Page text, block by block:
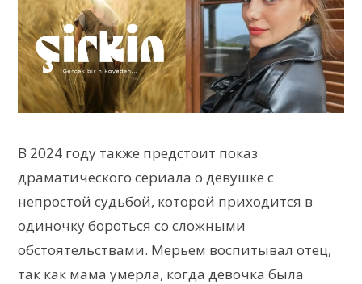
В 2024 году также предстоит показ
драматического сериала о девушке с
непростой судьбой, которой приходится в
одиночку бороться со сложными
обстоятельствами. Мерьем воспитывал отец,
так как мама умерла, когда девочка была